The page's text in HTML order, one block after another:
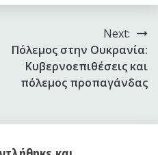
Next:
Πόλεμος στην Ουκρανία:
Κυβερνοεπιθέσεις και
πόλεμος προπαγάνδας